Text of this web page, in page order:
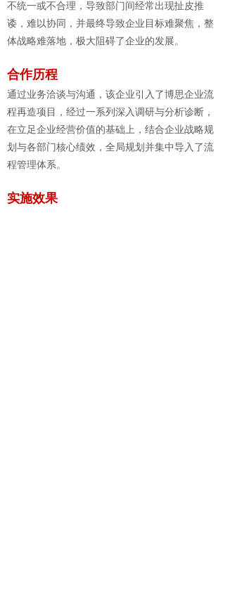
不统一或不合理，导致部门间经常出现扯皮推
诿，难以协同，并最终导致企业目标难聚焦，整
体战略难落地，极大阻碍了企业的发展。
合作历程
通过业务洽谈与沟通，该企业引入了博思企业流
程再造项目，经过一系列深入调研与分析诊断，
在立足企业经营价值的基础上，结合企业战略规
划与各部门核心绩效，全局规划并集中导入了流
程管理体系。
实施效果